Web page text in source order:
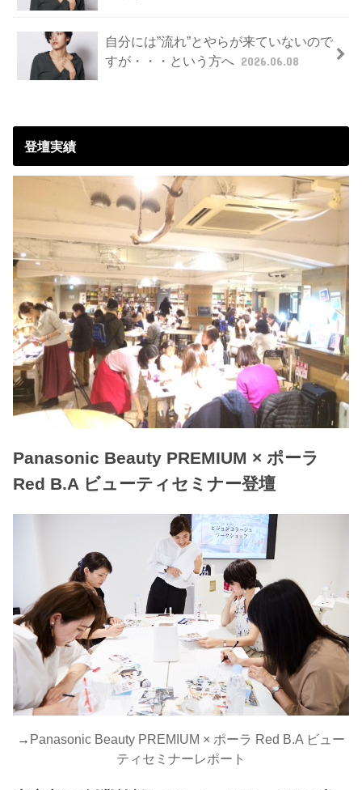
自分には”流れ”とやらが来ていないので
すが・・・という方へ 2026.06.08
登壇実績
Panasonic Beauty PREMIUM × ポーラ
Red B.A ビューティセミナー登壇
→ Panasonic Beauty PREMIUM × ポーラ Red B.A ビュー
ティセミナーレポート